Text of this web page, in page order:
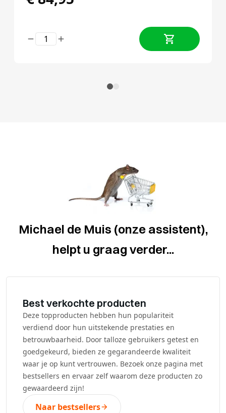
Michael de Muis (onze assistent),
helpt u graag verder...
Best verkochte producten
Deze topproducten hebben hun populariteit
verdiend door hun uitstekende prestaties en
betrouwbaarheid. Door talloze gebruikers getest en
goedgekeurd, bieden ze gegarandeerde kwaliteit
waar je op kunt vertrouwen. Bezoek onze pagina met
bestsellers en ervaar zelf waarom deze producten zo
gewaardeerd zijn!
Naar bestsellers